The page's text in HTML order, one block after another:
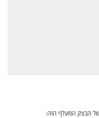
של הבצק המעלף הזה: